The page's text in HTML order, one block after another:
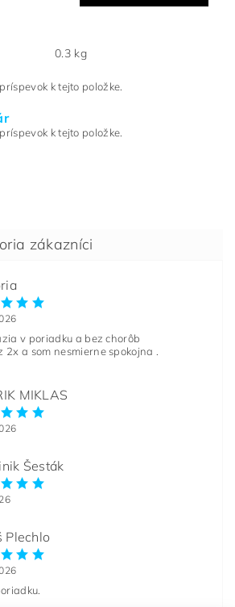
0.3 kg
k tejto položke.
k tejto položke.
v poriadku a bez chorôb
2x a som nesmierne spokojna .
MIKLAS
Šesták
Plechlo